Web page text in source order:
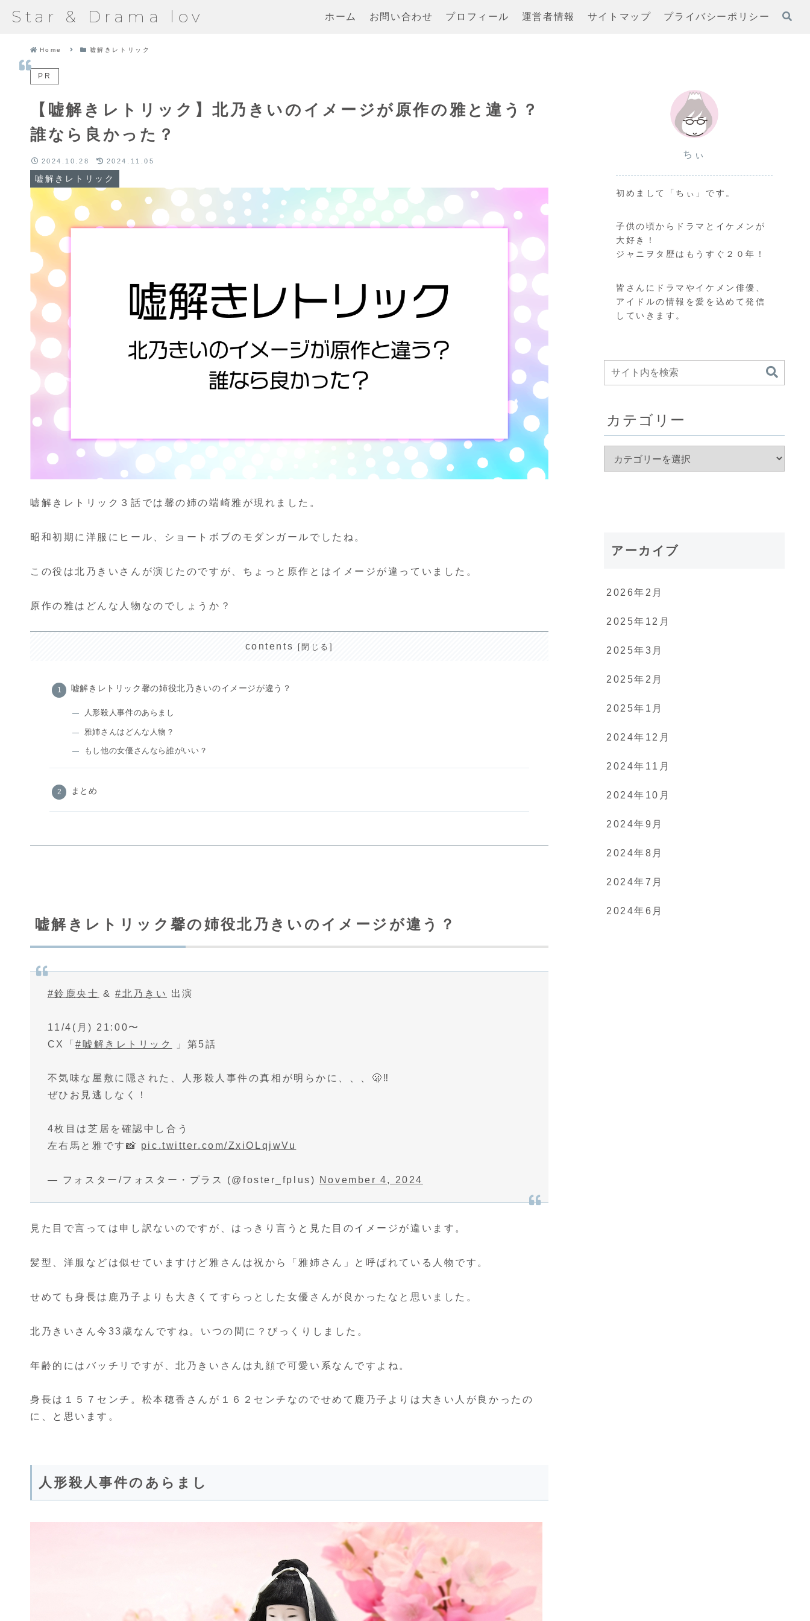
Star & Drama lov ホーム お問い合わせ プロフィール 運営者情報 サイトマップ プライバシーポリシー
Home 嘘解きレトリック
PR
【嘘解きレトリック】北乃きいのイメージが原作の雅と違う？
誰なら良かった？
嘘解きレトリック
2024.10.28 2024.11.05
嘘解きレトリック３話では馨の姉の端崎雅が現れました。
昭和初期に洋服にヒール、ショートボブのモダンガールでしたね。
この役は北乃きいさんが演じたのですが、ちょっと原作とはイメージが違っていました。
原作の雅はどんな人物なのでしょうか？
contents
嘘解きレトリック馨の姉役北乃きいのイメージが違う？
人形殺人事件のあらまし
雅姉さんはどんな人物？
もし他の女優さんなら誰がいい？
まとめ
嘘解きレトリック馨の姉役北乃きいのイメージが違う？
#鈴鹿央士 &#北乃きい 出演
11/4(月) 21:00〜
CX「#嘘解きレトリック 」第5話
不気味な屋敷に隠された、人形殺人事件の真相が明らかに、、、🫢‼️
ぜひお見逃しなく！
4枚目は芝居を確認中し合う
左右馬と雅です📸 pic.twitter.com/ZxiOLqjwVu
— フォスター/フォスター・プラス (@foster_fplus) November 4, 2024
見た目で言っては申し訳ないのですが、はっきり言うと見た目のイメージが違います。
髪型、洋服などは似せていますけど雅さんは祝から「雅姉さん」と呼ばれている人物です。
せめても身長は鹿乃子よりも大きくてすらっとした女優さんが良かったなと思いました。
北乃きいさん今33歳なんですね。いつの間に？びっくりしました。
年齢的にはバッチリですが、北乃きいさんは丸顔で可愛い系なんですよね。
身長は１５７センチ。松本穂香さんが１６２センチなのでせめて鹿乃子よりは大きい人が良かったの
に、と思います。
人形殺人事件のあらまし
ちぃ
初めまして「ちぃ」です。
子供の頃からドラマとイケメンが
大好き！
ジャニヲタ歴はもうすぐ２０年！
皆さんにドラマやイケメン俳優、
アイドルの情報を愛を込めて発信
していきます。
カテゴリー
アーカイブ
2026年2月
2025年12月
2025年3月
2025年2月
2025年1月
2024年12月
2024年11月
2024年10月
2024年9月
2024年8月
2024年7月
2024年6月